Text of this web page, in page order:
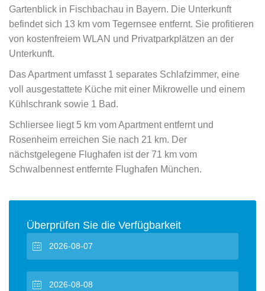
Gartenblick in Fischbachau in Bayern. Die Unterkunft
befindet sich 13 km vom Tegernsee entfernt. Sie profitieren
von kostenfreiem WLAN und Privatparkplätzen an der
Unterkunft.
Das Apartment umfasst 1 separates Schlafzimmer, eine
voll ausgestattete Küche mit einer Mikrowelle und einem
Kühlschrank sowie 1 Bad.
Schliersee liegt 5 km vom Apartment entfernt und
Rosenheim erreichen Sie nach 21 km. Der
nächstgelegene Flughafen ist der 71 km vom
Schwalbennest entfernte Flughafen München.
Überprüfen Sie die Verfügbarkeit